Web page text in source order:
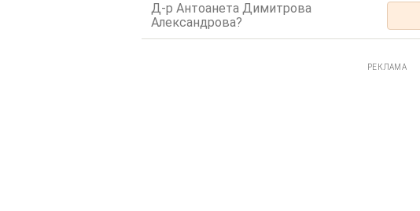
Д-р Антоанета Димитрова
Александрова?
РЕКЛАМА